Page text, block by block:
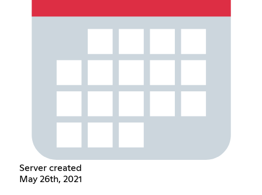
Server created
May 26th, 2021